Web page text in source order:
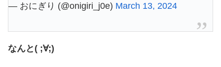
— おにぎり (@onigiri_j0e) March 13, 2024
なんと( ;∀;)